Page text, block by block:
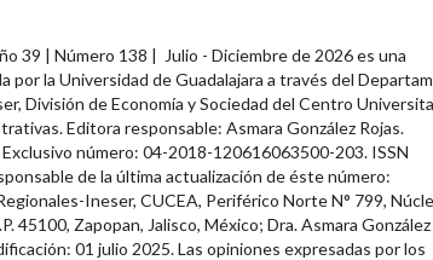
39 | Número 138 | Julio - Diciembre de 2026 es una
por la Universidad de Guadalajara a través del
División de Economía y Sociedad del Centro
Editora responsable: Asmara González Rojas.
número: 04-2018-120616063500-203. ISSN
de la última actualización de éste número:
Ineser, CUCEA, Periférico Norte N° 799,
45100, Zapopan, Jalisco, México; Dra. Asmara González
01 julio 2025. Las opiniones expresadas por los